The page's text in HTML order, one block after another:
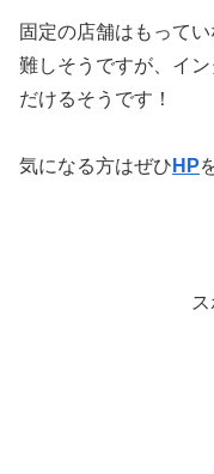
固定の店舗はもって
難しそうですが、イ
だけるそうです！
気になる方はぜひ HP